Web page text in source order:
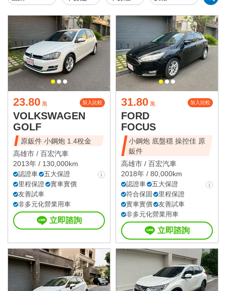
23.80 萬 加入比較
VOLKSWAGEN
GOLF
原鈑件 小鋼炮 1.4稅金
高雄市 / 百宏汽車
2013年 / 130,000km
認證車
五大保證
里程保證
實車實價
友善試車
非多元化營業用車
立即諮詢
31.80 萬 加入比較
FORD
FOCUS
小鋼炮 底盤穩 操控佳 原
鈑件
高雄市 / 百宏汽車
2018年 / 80,000km
認證車
五大保證
符合保固
里程保證
實車實價
友善試車
非多元化營業用車
立即諮詢